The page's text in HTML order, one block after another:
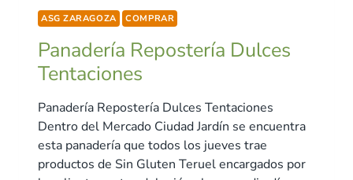
ASG ZARAGOZA COMPRAR
Panadería Repostería Dulces
Tentaciones
Panadería Repostería Dulces Tentaciones
Dentro del Mercado Ciudad Jardín se encuentra
esta panadería que todos los jueves trae
productos de Sin Gluten Teruel encargados por